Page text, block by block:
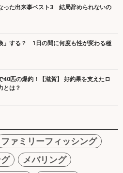
った出来事ベスト3 結局辞められないの
」する？ 1日の間に何度も性が変わる種
40匹の爆釣！【滋賀】 好釣果を支えたロ
とは？
ファミリーフィッシング
メバリング